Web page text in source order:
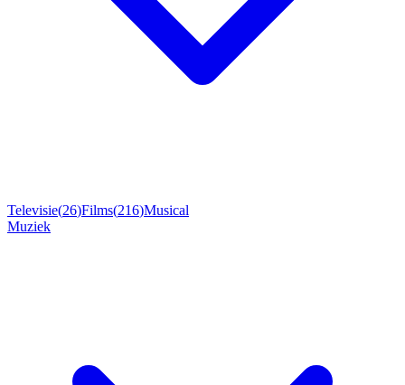
Televisie(26)Films(216)Musical
Muziek